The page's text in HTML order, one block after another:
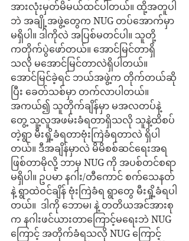
အားလုံးမှတ်မိမယ်ထင်ပါတယ်။ ထို့အတူပါ
ဘဲ အချို့အဖွဲ့တွေက NUG တပ်အောက်မှာ
မရှိပါ။ ဒါကိုလဲ အပြစ်မတင်ပါ။ သူတို့
ကတိုက်ပွဲဖော်တယ်။ အောင်မြင်တာရှိ
သလို မအောင်မြင်တာလဲရှိပါတယ်။
အောင်မြင်ခဲ့ရင် ဘယ်အဖွဲ့က တိုက်တယ်ဆို
ပြီး ခေတ်သစ်မှာ တက်လာပါတယ်။
အကယ်၍ သူတိုက်ချိန်မှာ မအလတပ်နဲ့
တွေ့ သူ့လူအဖမ်းခံရတာရှိသလို သူနဲ့ထိစပ်
တဲ့ရွာ မီးရှို့ခံရတာဗုံးကြဲခံရတာလဲ ရှိပါ
တယ်။ ဒီအချိန်မှာလဲ မိမိစစ်ဆင်ရေးအရ
ဖြစ်တာမိုလို့ ဘာမှ NUG ကို အပစ်တင်စရာ
မရှိပါ။ ဥပမာ နဂါး/တီကောင် စက်သေနတ်
နဲ့ ရွာထဲဝင်ချိန် ဗုံးကြဲခံရ ရွာတွေ မီးရှို့ခံရပါ
တယ်။  ဒါကို ဘောမ၊ နဲ့ တတိယအင်အားစု
က နဂါးဖင်ယားတာကြောင့်မရေးဘဲ NUG
ကြောင့် အတိုက်ခံရသလို NUG ကြောင့်